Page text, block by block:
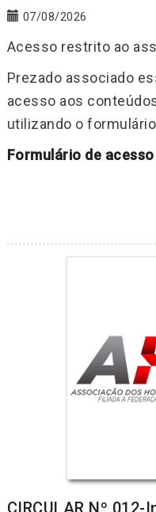
07/08/2026
Acesso restrito ao
Prezado associado
acesso aos
utilizando o
Formulário de
CIRCULAR Nº